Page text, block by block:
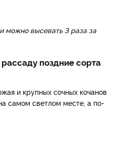
можно высевать 3 раза за
поздние сорта
и крупных сочных кочанов
самом светлом месте, а по­